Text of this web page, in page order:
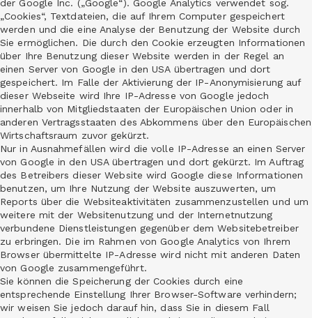
der Google Inc. („Google“). Google Analytics verwendet sog.
„Cookies“, Textdateien, die auf Ihrem Computer gespeichert
werden und die eine Analyse der Benutzung der Website durch
Sie ermöglichen. Die durch den Cookie erzeugten Informationen
über Ihre Benutzung dieser Website werden in der Regel an
einen Server von Google in den USA übertragen und dort
gespeichert. Im Falle der Aktivierung der IP-Anonymisierung auf
dieser Webseite wird Ihre IP-Adresse von Google jedoch
innerhalb von Mitgliedstaaten der Europäischen Union oder in
anderen Vertragsstaaten des Abkommens über den Europäischen
Wirtschaftsraum zuvor gekürzt.
Nur in Ausnahmefällen wird die volle IP-Adresse an einen Server
von Google in den USA übertragen und dort gekürzt. Im Auftrag
des Betreibers dieser Website wird Google diese Informationen
benutzen, um Ihre Nutzung der Website auszuwerten, um
Reports über die Websiteaktivitäten zusammenzustellen und um
weitere mit der Websitenutzung und der Internetnutzung
verbundene Dienstleistungen gegenüber dem Websitebetreiber
zu erbringen. Die im Rahmen von Google Analytics von Ihrem
Browser übermittelte IP-Adresse wird nicht mit anderen Daten
von Google zusammengeführt.
Sie können die Speicherung der Cookies durch eine
entsprechende Einstellung Ihrer Browser-Software verhindern;
wir weisen Sie jedoch darauf hin, dass Sie in diesem Fall